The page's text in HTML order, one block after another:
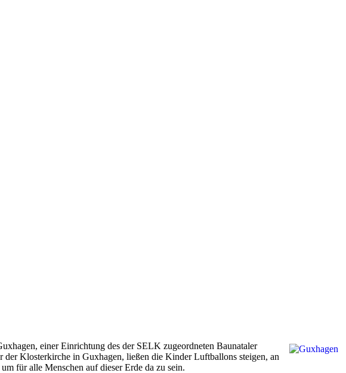
einer Einrichtung des der SELK zugeordneten Baunataler
der Klosterkirche in Guxhagen, ließen die Kinder Luftballons steigen, an
für alle Menschen auf dieser Erde da zu sein.